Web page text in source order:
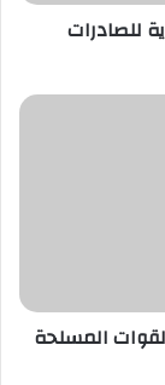
للصادرات
المسلحة